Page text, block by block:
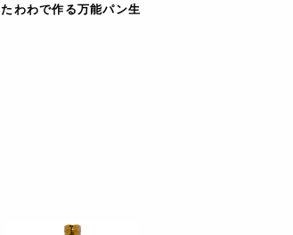
わわで作る万能パン生